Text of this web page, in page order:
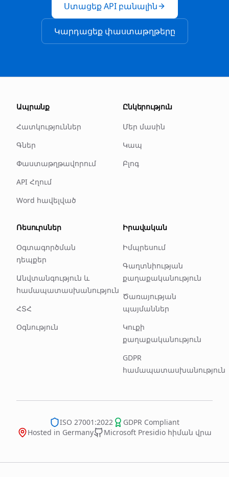
Ստացեք API բանալին
Կարդացեք փաստաթղթերը
Ապրանք
Հատկություններ
Գներ
Փաստաթղթավորում
API Հղում
Word հավելված
Ընկերություն
Մեր մասին
Կապ
Բլոգ
Ռեսուրսներ
Օգտագործման
դեպքեր
Անվտանգություն և
համապատասխանություն
ՀՏՀ
Օգնություն
Իրավական
Իմպրեսում
Գաղտնիության
քաղաքականություն
Ծառայության
պայմաններ
Կուքի
քաղաքականություն
GDPR
համապատասխանություն
ISO 27001:2022
GDPR Compliant
Hosted in Germany
Microsoft Presidio հիման վրա